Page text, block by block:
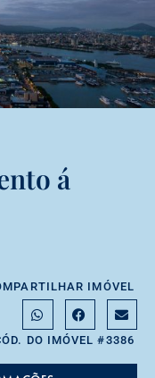
á
IMÓVEL
DO IMÓVEL #3386